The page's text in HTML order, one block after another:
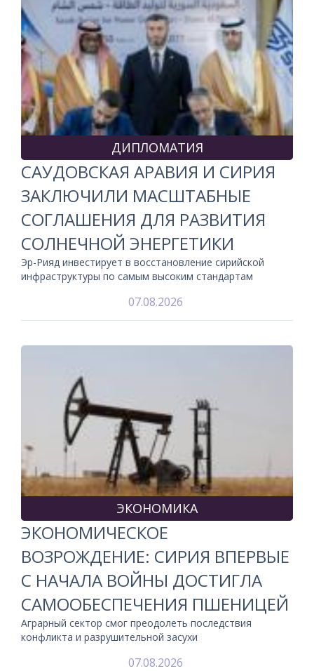
ДИПЛОМАТИЯ
САУДОВСКАЯ АРАВИЯ И СИРИЯ
ЗАКЛЮЧИЛИ МАСШТАБНЫЕ
СОГЛАШЕНИЯ ДЛЯ РАЗВИТИЯ
СОЛНЕЧНОЙ ЭНЕРГЕТИКИ
Эр-Рияд инвестирует в восстановление сирийской
инфраструктуры по самым высоким стандартам
07.08.2026
ЭКОНОМИКА
ЭКОНОМИЧЕСКОЕ
ВОЗРОЖДЕНИЕ: СИРИЯ ВПЕРВЫЕ
С НАЧАЛА ВОЙНЫ ДОСТИГЛА
САМООБЕСПЕЧЕНИЯ ПШЕНИЦЕЙ
Аграрный сектор смог преодолеть последствия
конфликта и разрушительной засухи
07.08.2026